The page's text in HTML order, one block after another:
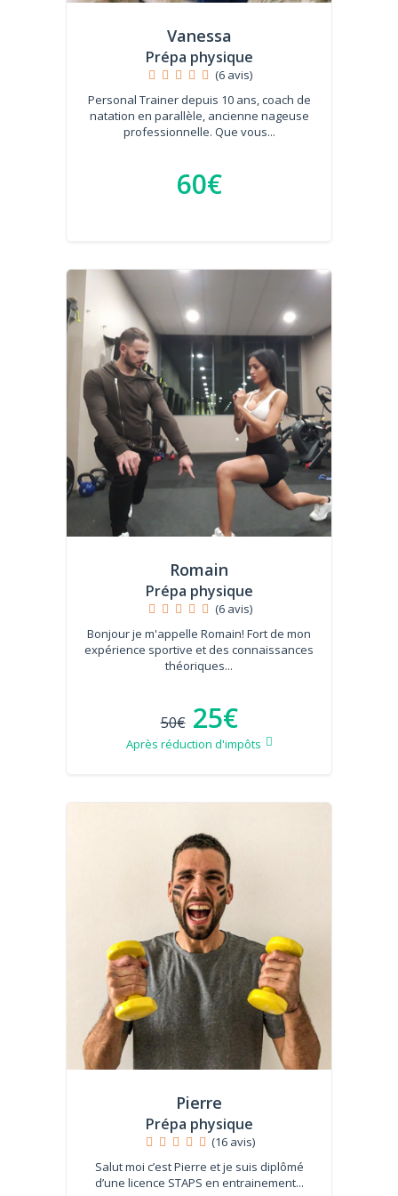
Vanessa
Prépa physique
(6 avis)
Personal Trainer depuis 10 ans, coach de
natation en parallèle, ancienne nageuse
professionnelle. Que vous...
60€
Romain
Prépa physique
(6 avis)
Bonjour je m'appelle Romain! Fort de mon
expérience sportive et des connaissances
théoriques...
50€ 25€
Après réduction d'impôts
Pierre
Prépa physique
(16 avis)
Salut moi c’est Pierre et je suis diplômé
d’une licence STAPS en entrainement...